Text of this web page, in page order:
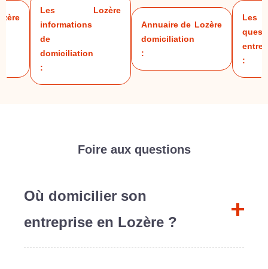
Les
informations
de
domiciliation
:
Lozère
Annuaire de
domiciliation
:
Lozère
Les
:
Foire aux questions
Où domicilier son
entreprise en Lozère ?